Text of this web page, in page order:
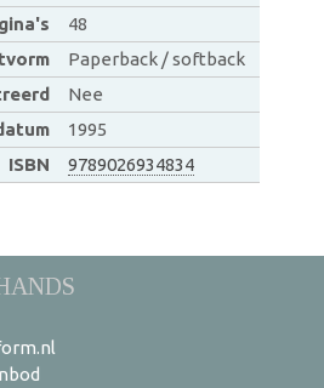
48
Paperback / softback
Nee
1995
ISBN
9789026934834